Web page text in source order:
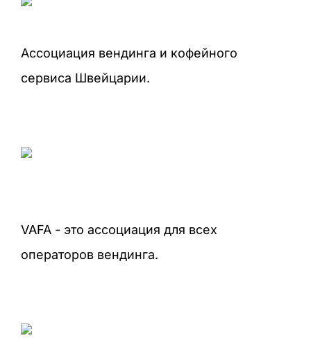
Ассоциация вендинга и кофейного
сервиса Швейцарии.
VAFA - это ассоциация для всех
операторов вендинга.